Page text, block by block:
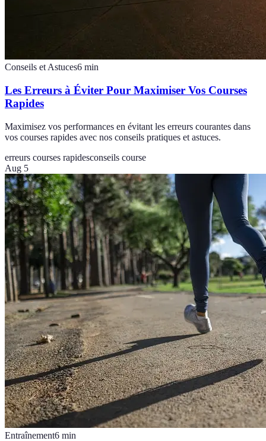
Conseils et Astuces6 min
Les Erreurs à Éviter Pour Maximiser Vos Courses
Rapides
Maximisez vos performances en évitant les erreurs courantes dans
vos courses rapides avec nos conseils pratiques et astuces.
erreurs courses rapidesconseils course
Aug 5
Entraînement6 min